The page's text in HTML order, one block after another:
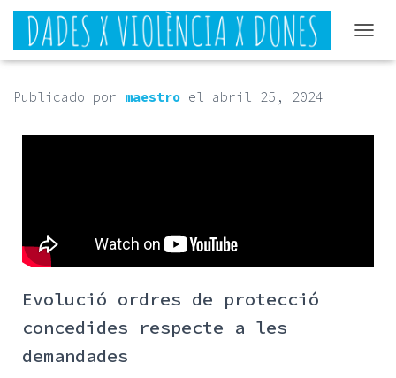
Publicado por maestro el abril 25, 2024
Evolució ordres de protecció
concedides respecte a les
demandades